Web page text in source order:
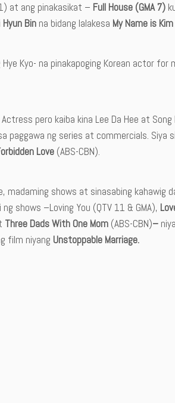
at ang pinakasikat – Full House (GMA 7)
Hyun Bin na bidang lalakesa My Name is
Kyo- na pinakapoging Korean actor
pero kaiba kina Lee Da Hee at
paggawa ng series at commercials. Siya
Love (ABS-CBN).
madaming shows at sinasabing kahawig
shows –Loving You (QTV 11 & GMA),
Three Dads With One Mom (ABS-CBN)–
film niyang Unstoppable Marriage.